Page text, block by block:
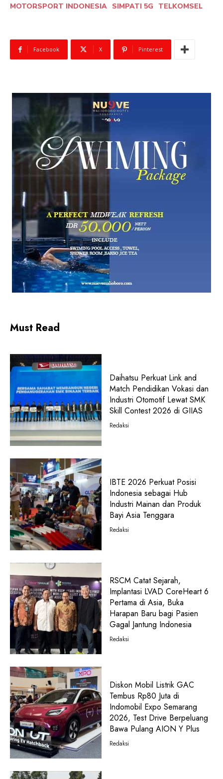
MOTORSPORT INDONESIA SIMPATI 5G TELKOMSEL
Facebook X Pinterest
Must Read
Daihatsu Perkuat Link and
Match Pendidikan Vokasi dan
Industri Otomotif Lewat SMK
Skill Contest 2026 di GIIAS
Redaksi
IBTE 2026 Perkuat Posisi
Indonesia sebagai Hub
Industri Mainan dan Produk
Bayi Asia Tenggara
Redaksi
RSCM Catat Sejarah,
Implantasi LVAD CoreHeart 6
Pertama di Asia, Buka
Harapan Baru bagi Pasien
Gagal Jantung Indonesia
Redaksi
Diskon Mobil Listrik GAC
Tembus Rp80 Juta di
Indomobil Expo Semarang
2026, Test Drive Berpeluang
Bawa Pulang AION Y Plus
Redaksi